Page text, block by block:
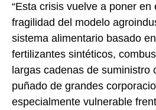
“Esta crisis vuelve a poner en
fragilidad del modelo
sistema alimentario basado
fertilizantes sintéticos,
largas cadenas de suministro
puñado de grandes
especialmente vulnerable